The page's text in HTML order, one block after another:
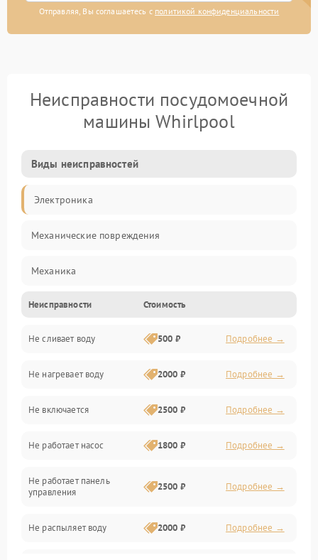
Отправляя, Вы соглашаетесь с политикой конфиденциальности
Неисправности посудомоечной
машины Whirlpool
Виды неисправностей
Электроника
Механические повреждения
Механика
Управление
Электропитание
Датчики
Нагрев
Вода
Гигиена
Программное обеспечение
Неисправности Стоимость
Не сливает воду 500 ₽ Подробнее →
Не нагревает воду 2000 ₽ Подробнее →
Не включается 2500 ₽ Подробнее →
Не работает насос 1800 ₽ Подробнее →
Не работает панель
управления
2500 ₽ Подробнее →
Не распыляет воду 2000 ₽ Подробнее →